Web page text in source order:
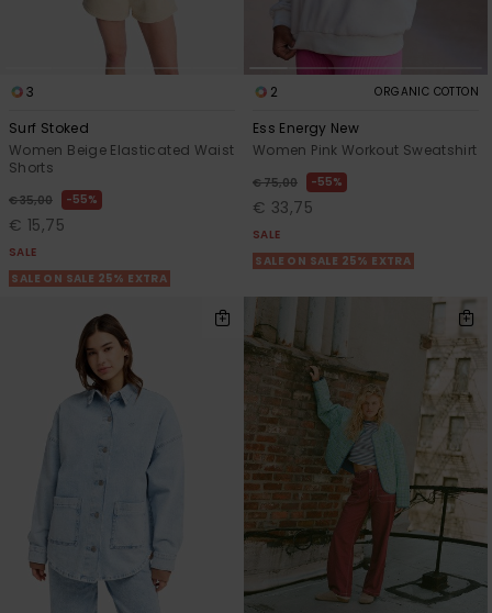
3
Surf Stoked
Women Beige Elasticated Waist
Shorts
€ 35,00 55%
€ 15,75
SALE
SALE ON SALE 25% EXTRA
2 ORGANIC COTTON
Ess Energy New
Women Pink Workout Sweatshirt
€ 75,00 55%
€ 33,75
SALE
SALE ON SALE 25% EXTRA